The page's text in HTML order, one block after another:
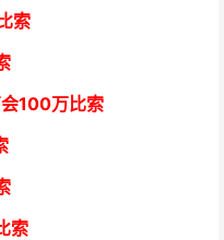
索
100万比索
索